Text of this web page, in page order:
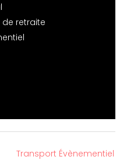
retraite
Transport Évènementiel